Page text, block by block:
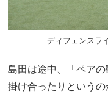
ディフェンスラ
島田は途中、「ペア
掛け合ったりという